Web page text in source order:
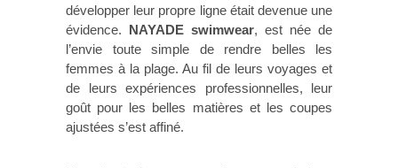
développer leur propre ligne était devenue une
évidence. NAYADE swimwear, est née de
l’envie toute simple de rendre belles les
femmes à la plage. Au fil de leurs voyages et
de leurs expériences professionnelles, leur
goût pour les belles matières et les coupes
ajustées s’est affiné.